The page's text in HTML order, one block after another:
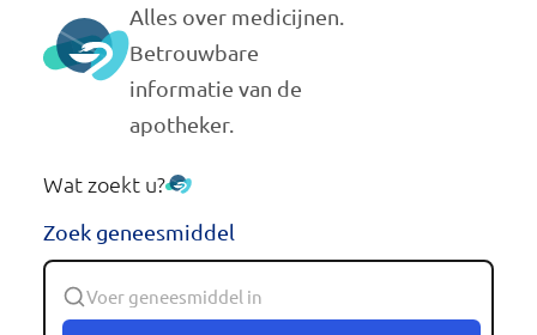
Alles over medicijnen.
Betrouwbare
informatie van de
apotheker.
Wat zoekt u?
Zoek geneesmiddel